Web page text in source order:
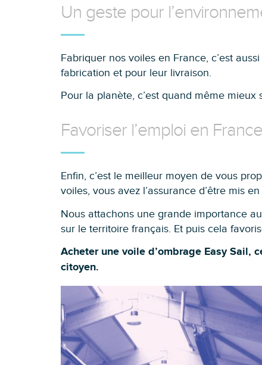
Un geste pour
Fabriquer nos voiles en France, c’est
fabrication et pour leur livraison.
Pour la planète, c’est quand même
Favoriser l’emploi en France
Enfin, c’est le meilleur moyen de vous
voiles, vous avez l’assurance d’être mis
Nous attachons une grande importance
sur le territoire français. Et puis cela
Acheter une voile d’ombrage Easy Sail,
citoyen.